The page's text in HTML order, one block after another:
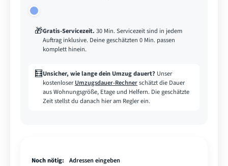
🎁Gratis-Servicezeit. 30 Min. Servicezeit sind in jedem
Auftrag inklusive. Deine geschätzten 0 Min. passen
komplett hinein.
🧮Unsicher, wie lange dein Umzug dauert? Unser
kostenloserUmzugsdauer-Rechnerschätzt die Dauer
aus Wohnungsgröße, Etage und Helfern. Die geschätzte
Zeit stellst du danach hier am Regler ein.
Noch nötig: Adressen eingeben